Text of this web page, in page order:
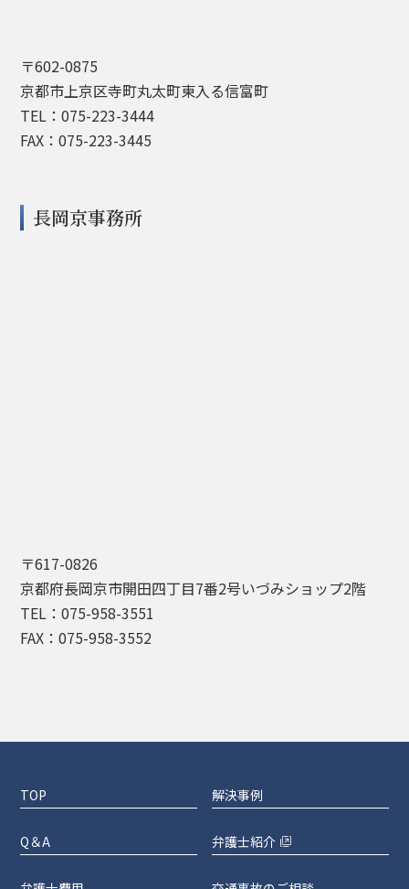
〒602-0875
京都市上京区寺町丸太町東入る信富町
TEL：075-223-3444
FAX：075-223-3445
長岡京事務所
〒617-0826
京都府長岡京市開田四丁目7番2号いづみショップ2階
TEL：075-958-3551
FAX：075-958-3552
TOP 解決事例
Q＆A 弁護士紹介